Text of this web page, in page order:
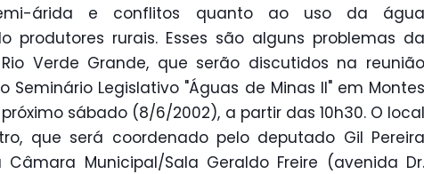
árida e conflitos quanto ao uso da água
produtores rurais. Esses são alguns problemas da
Verde Grande, que serão discutidos na reunião
Seminário Legislativo "Águas de Minas II" em Montes
sábado (8/6/2002), a partir das 10h30. O local
que será coordenado pelo deputado Gil Pereira
Câmara Municipal/Sala Geraldo Freire (avenida Dr.